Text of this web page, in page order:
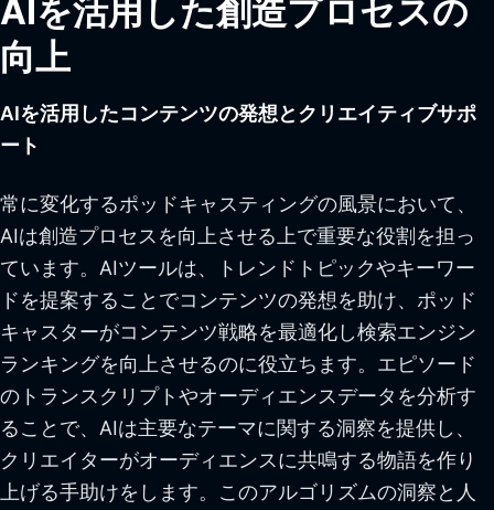
AIを活用した創造プロセスの
向上
AIを活用したコンテンツの発想とクリエイティブサポ
ート
常に変化するポッドキャスティングの風景において、
AIは創造プロセスを向上させる上で重要な役割を担っ
ています。AIツールは、トレンドトピックやキーワー
ドを提案することでコンテンツの発想を助け、ポッド
キャスターがコンテンツ戦略を最適化し検索エンジン
ランキングを向上させるのに役立ちます。エピソード
のトランスクリプトやオーディエンスデータを分析す
ることで、AIは主要なテーマに関する洞察を提供し、
クリエイターがオーディエンスに共鳴する物語を作り
上げる手助けをします。このアルゴリズムの洞察と人